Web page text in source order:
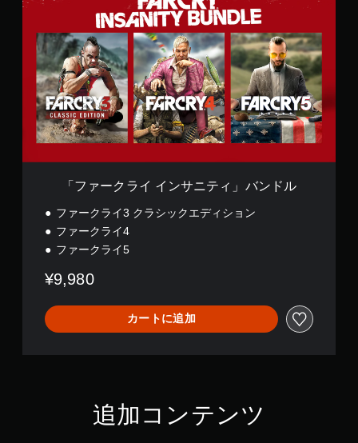
フ
ィ
「ファークライ インサニティ」バンドル
ファークライ3 クラシックエディション
ファークライ4
ファークライ5
¥9,980
カートに追加
追加コンテンツ